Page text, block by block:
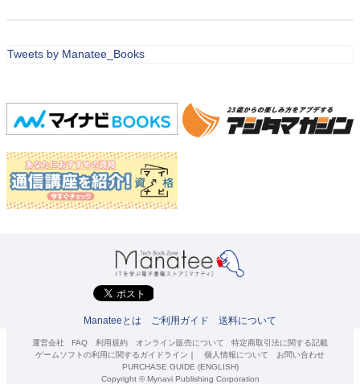
Tweets by Manatee_Books
Manateeとは ご利用ガイド 送料について
運営会社 FAQ 利用規約 オンライン販売について
特定商取引法に関する記載
ゲームソフトの利用に関するガイドライン ｜ 個人情報について
お問い合わせ
PURCHASE GUIDE (ENGLISH)
Copyright © Mynavi Publishing Corporation